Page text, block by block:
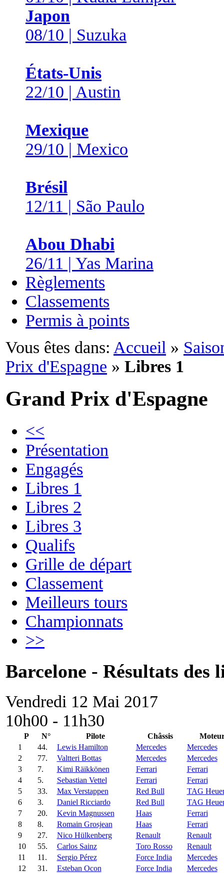
Japon
08/10 | Suzuka
États-Unis
22/10 | Austin
Mexique
29/10 | Mexico
Brésil
12/11 | São Paulo
Abou Dhabi
26/11 | Yas Marina
Règlements
Classements
Permis à points
Vous êtes dans: Accueil »
Prix d'Espagne » Libres 1
Grand Prix d'Espagne
<<
Présentation
Engagés
Libres 1
Libres 2
Libres 3
Qualifs
Grille de départ
Classement
Meilleurs tours
Championnats
>>
Barcelone - Résultats des
Vendredi 12 Mai 2017
10h00 - 11h30
P N° Pilote Châssis
1
44. Lewis Hamilton Mercedes
Mercedes
2
77. Valtteri Bottas Mercedes
Mercedes
3
7. Kimi Räikkönen Ferrari
Ferrari
4
5. Sebastian Vettel Ferrari
Ferrari
5
33. Max Verstappen Red Bull
TAG
6
3. Daniel Ricciardo Red Bull
TAG
7
20. Kevin Magnussen Haas
Ferrari
8
8. Romain Grosjean Haas
Ferrari
9
27. Nico Hülkenberg Renault
Renault
10
55. Carlos Sainz Toro Rosso
Renault
11
11. Sergio Pérez Force India
Mercedes
12
31. Esteban Ocon Force India
Mercedes